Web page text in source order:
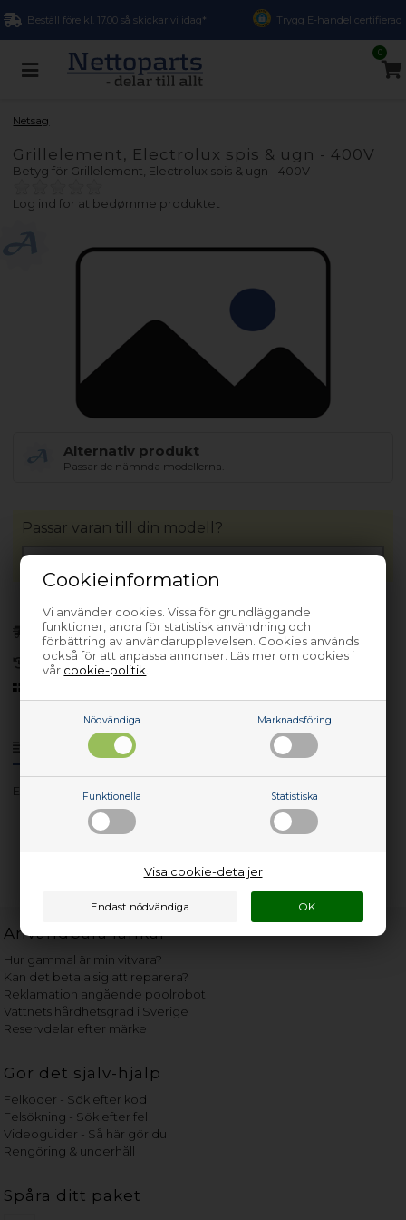
Cookieinformation
Vi använder cookies. Vissa för grundläggande
funktioner, andra för statistisk användning och
förbättring av användarupplevelsen. Cookies används
också för att anpassa annonser. Läs mer om cookies i
vår cookie-politik
Nödvändiga Marknadsföring
Funktionella Statistiska
Visa cookie-detaljer
Beställ före kl. 17.00 så skickar vi idag* Trygg E-handel certifierad
0
Netsag
Grillelement, Electrolux spis & ugn - 400V
Betyg för Grillelement, Electrolux spis & ugn - 400V
Log ind for at bedømme produktet
Alternativ produkt
Passar de nämnda modellerna.
Produktinfo
EKC70751X - 947901001
Förhandsbeställa
(Lev. 3-5 arbetsdagar.Läs mer)
30 dagars returrätt
Passar varan till din modell?
Användbara länkar
Hur gammal är min vitvara?
Kan det betala sig att reparera?
Reklamation angående poolrobot
Vattnets hårdhetsgrad i Sverige
Reservdelar efter märke
Gör det själv-hjälp
Felkoder - Sök efter kod
Felsökning - Sök efter fel
Videoguider - Så här gör du
Rengöring & underhåll
Spåra ditt paket